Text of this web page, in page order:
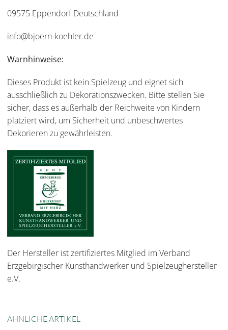
09575 Eppendorf Deutschland
info@bjoern-koehler.de
Warnhinweise:
Dieses Produkt ist kein Spielzeug und eignet sich
ausschließlich zu Dekorationszwecken. Bitte stellen Sie
sicher, dass es außerhalb der Reichweite von Kindern
platziert wird, um Sicherheit und unbeschwertes
Dekorieren zu gewährleisten.
Der Hersteller ist zertifiziertes Mitglied im Verband
Erzgebirgischer Kunsthandwerker und Spielzeughersteller
e.V.
ÄHNLICHE ARTIKEL